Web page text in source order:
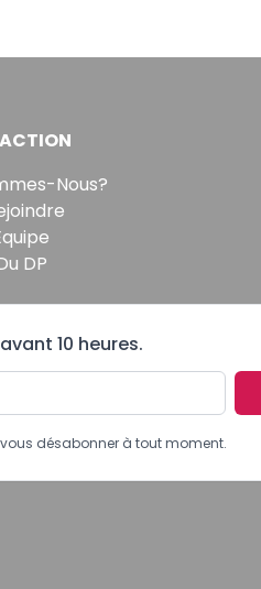
Nous?
DP
10 heures.
désabonner à tout moment.